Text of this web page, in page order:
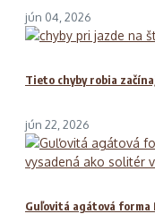
jún 04, 2026
Tieto chyby robia
jún 22, 2026
Guľovitá agátová forma